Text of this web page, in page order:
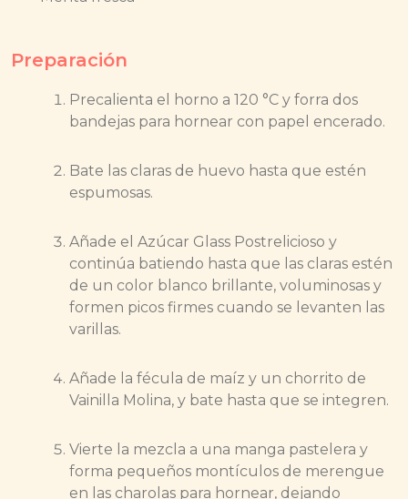
Preparación
Precalienta el horno a 120 °C y forra dos
bandejas para hornear con papel encerado.
Bate las claras de huevo hasta que estén
espumosas.
Añade el Azúcar Glass Postrelicioso y
continúa batiendo hasta que las claras estén
de un color blanco brillante, voluminosas y
formen picos firmes cuando se levanten las
varillas.
Añade la fécula de maíz y un chorrito de
Vainilla Molina, y bate hasta que se integren.
Vierte la mezcla a una manga pastelera y
forma pequeños montículos de merengue
en las charolas para hornear, dejando